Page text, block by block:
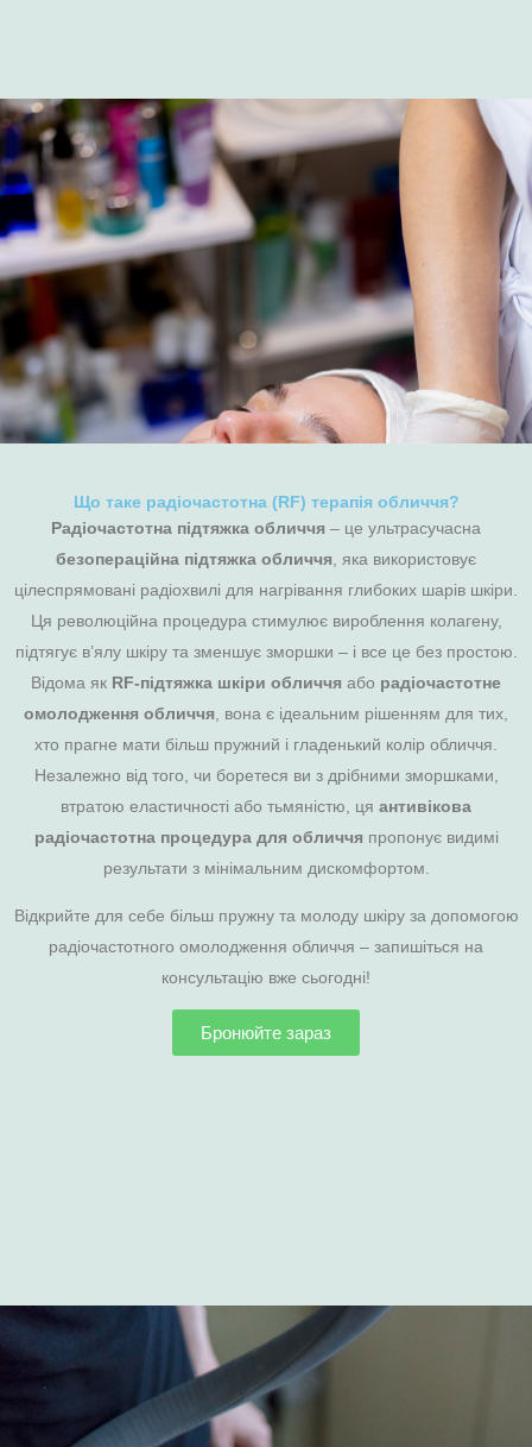
Що таке радіочастотна (RF) терапія обличчя?
Радіочастотна підтяжка обличчя – це ультрасучасна
безопераційна підтяжка обличчя , яка використовує
цілеспрямовані радіохвилі для нагрівання глибоких шарів шкіри.
Ця революційна процедура стимулює вироблення колагену,
підтягує в’ялу шкіру та зменшує зморшки – і все це без простою.
Відома як RF-підтяжка шкіри обличчя або радіочастотне
омолодження обличчя , вона є ідеальним рішенням для тих,
хто прагне мати більш пружний і гладенький колір обличчя.
Незалежно від того, чи боретеся ви з дрібними зморшками,
втратою еластичності або тьмяністю, ця антивікова
радіочастотна процедура для обличчя пропонує видимі
результати з мінімальним дискомфортом.
Відкрийте для себе більш пружну та молоду шкіру за допомогою
радіочастотного омолодження обличчя – запишіться на
консультацію вже сьогодні!
Бронюйте зараз